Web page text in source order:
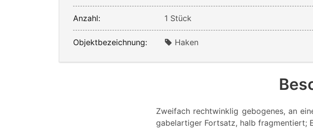
Anzahl: 1 Stück
Objektbezeichnung: Haken
Zweifach rechtwinklig gebogenes, an
gabelartiger Fortsatz, halb fragmentiert;